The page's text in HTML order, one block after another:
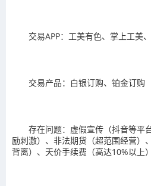
交易APP：工美有色、掌上工美
交易产品：白银订购、铂金订购
存在问题：虚假宣传（抖音等平
励刺激）、非法期货（超范围经营）
背离）、天价手续费（高达10%以上）